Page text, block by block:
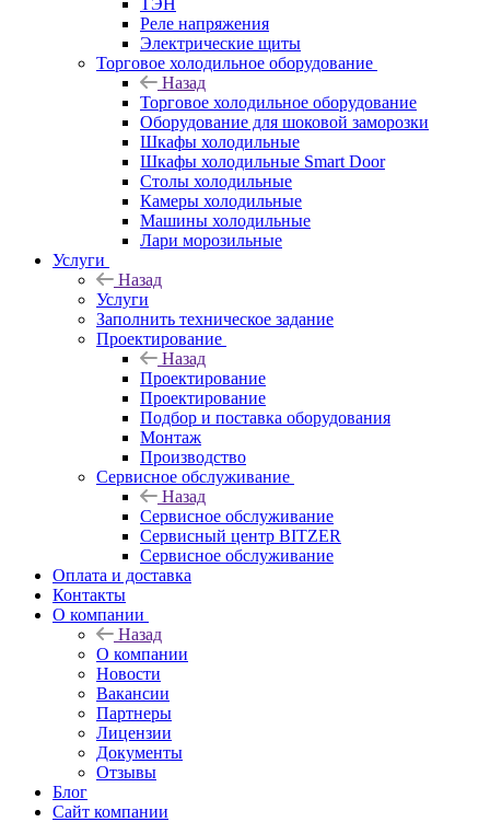
ТЭН
Реле напряжения
Электрические щиты
Торговое холодильное оборудование
Назад
Торговое холодильное оборудование
Оборудование для шоковой заморозки
Шкафы холодильные
Шкафы холодильные Smart Door
Столы холодильные
Камеры холодильные
Машины холодильные
Лари морозильные
Услуги
Назад
Услуги
Заполнить техническое задание
Проектирование
Назад
Проектирование
Проектирование
Подбор и поставка оборудования
Монтаж
Производство
Сервисное обслуживание
Назад
Сервисное обслуживание
Сервисный центр BITZER
Сервисное обслуживание
Оплата и доставка
Контакты
О компании
Назад
О компании
Новости
Вакансии
Партнеры
Лицензии
Документы
Отзывы
Блог
Сайт компании